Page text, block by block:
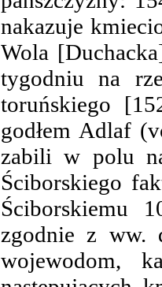
nakazuje
Wola
tygodniu na
toruńskiego
godłem Adlaf
zabili w polu
Ściborskiego
Ściborskiemu
zgodnie z ww.
wojewodom,